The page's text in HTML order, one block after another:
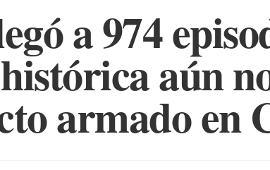
a 974
aún
armado en